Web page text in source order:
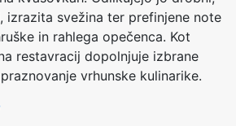
izrazita svežina ter prefinjene note
in rahlega opečenca. Kot
restavracij dopolnjuje izbrane
vrhunske kulinarike.